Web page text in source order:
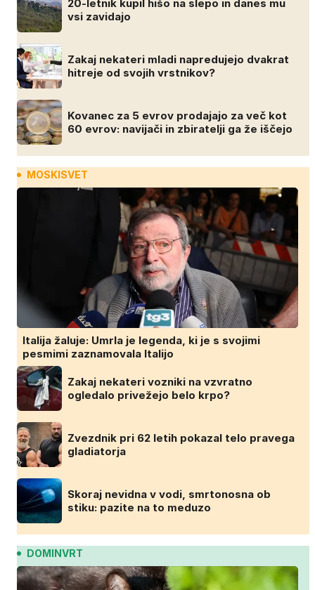
20-letnik kupil hišo na slepo in danes mu
vsi zavidajo
Zakaj nekateri mladi napredujejo dvakrat
hitreje od svojih vrstnikov?
Kovanec za 5 evrov prodajajo za več kot
60 evrov: navijači in zbiratelji ga že iščejo
MOSKISVET
Italija žaluje: Umrla je legenda, ki je s svojimi
pesmimi zaznamovala Italijo
Zakaj nekateri vozniki na vzvratno
ogledalo privežejo belo krpo?
Zvezdnik pri 62 letih pokazal telo pravega
gladiatorja
Skoraj nevidna v vodi, smrtonosna ob
stiku: pazite na to meduzo
DOMINVRT